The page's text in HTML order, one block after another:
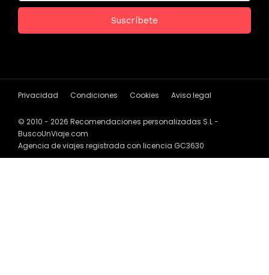
Privacidad Condiciones Cookies Aviso legal
© 2010 - 2026 Recomendaciones personalizadas S.L -
BuscoUnViaje.com
Agencia de viajes registrada con licencia GC3630